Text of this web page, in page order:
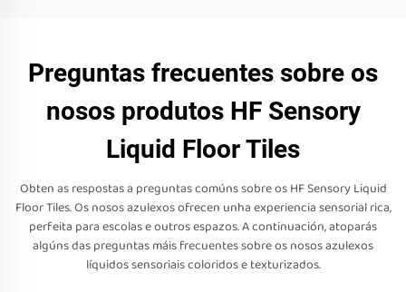
Preguntas frecuentes sobre os
nosos produtos HF Sensory
Liquid Floor Tiles
Obten as respostas a preguntas comúns sobre os HF Sensory Liquid
Floor Tiles. Os nosos azulexos ofrecen unha experiencia sensorial rica,
perfeita para escolas e outros espazos. A continuación, atoparás
algúns das preguntas máis frecuentes sobre os nosos azulexos
líquidos sensoriais coloridos e texturizados.